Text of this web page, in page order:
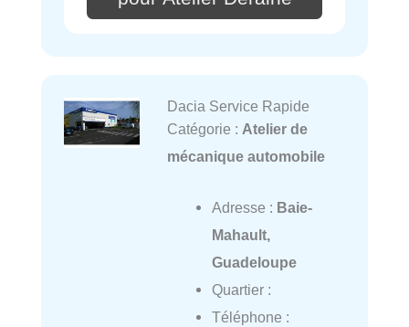
Dacia Service Rapide
Catégorie : Atelier de
mécanique automobile
Adresse : Baie-
Mahault,
Guadeloupe
Quartier :
Téléphone :